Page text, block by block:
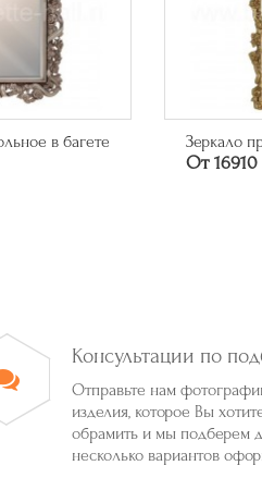
модерн Багет арт.
46626
Консультации по
Отправьте нам
изделия, которое Вы
обрамить и мы подберем
несколько вариантов